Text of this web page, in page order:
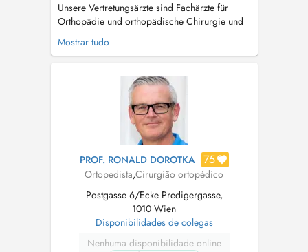
Unsere Vertretungsärzte sind Fachärzte für
Orthopädie und orthopädische Chirurgie und
setzen auf persönliche und individuelle
Beratung ohne Zeitdruck. Leistungen: -
Wirbelsäulendiagnostik und Therapie -
Konservative Arthrosetherapie - Spineliner
Mostrar tudo
PROF. RONALD DOROTKA 75
Ortopedista,Cirurgião ortopédico
Postgasse 6/Ecke Predigergasse,
1010 Wien
Disponibilidades de colegas
Nenhuma disponibilidade online